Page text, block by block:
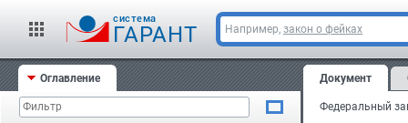
cистема
ГАРАНТ Например, закон о фейках
Оглавление Документ